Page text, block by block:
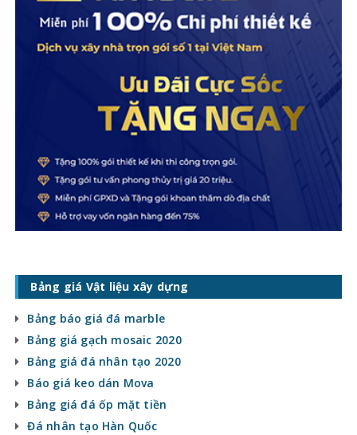
Bảng giá Vật liệu xây dựng
Bảng báo giá đá marble
Bảng giá gạch mosaic 2020
Bảng giá đá nhân tạo 2020
Báo giá keo dán Mova
Bảng giá đá ốp mặt tiền
Đá nhân tạo Hàn Quốc